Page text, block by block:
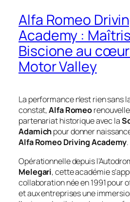
Alfa Romeo
Academy :
Biscione au
Motor Valley
La performance n’est rien sans
constat,Alfa Romeo
partenariat historique avec la
Adamichpour donner
Alfa Romeo Driving Academy.
Opérationnelle depuis
Melegari, cette académie
collaboration née en 1991 pour
et aux entreprises une